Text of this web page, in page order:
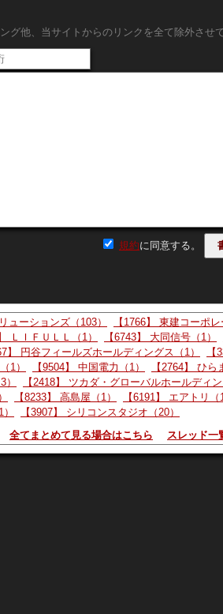
るニュースを見た事がある。 うらや
累計：▲8,800万円 * 通期：▲7,000
で黒字化しています。会社自身も「
たい。
期の黒字化が見込めるか否かにかか
内容が鍵になる。内容に進捗が確認
ラントが実施され、新規事業の先行
他、当サイトからのリンクを全て除外させて
規約に同意する。
ューションズ（103）
【1766】 東建コーポ
ＬＩＦＵＬＬ（1） 【6743】 大同信号（1）
】 円谷フィールズホールディングス（1）
1） 【9504】 中国電力（1）
【2764】 ひら
【2418】 ツカダ・グローバルホールディン
【8233】 高島屋（1）
【6191】 エアトリ（1
【3907】 シリコンスタジオ（20）
スレッド一
全てまとめて見る場合はこちら